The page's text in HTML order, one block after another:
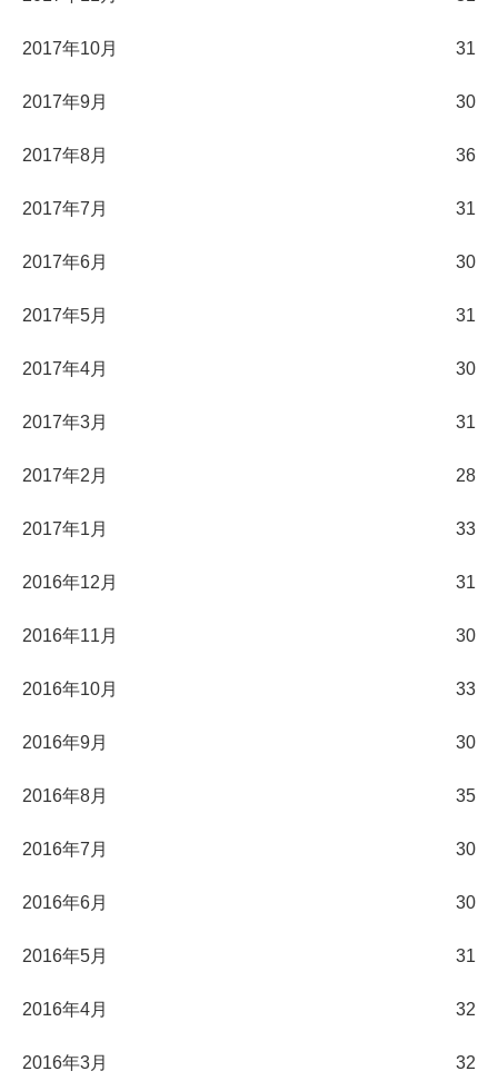
2017年10月 31
2017年9月 30
2017年8月 36
2017年7月 31
2017年6月 30
2017年5月 31
2017年4月 30
2017年3月 31
2017年2月 28
2017年1月 33
2016年12月 31
2016年11月 30
2016年10月 33
2016年9月 30
2016年8月 35
2016年7月 30
2016年6月 30
2016年5月 31
2016年4月 32
2016年3月 32